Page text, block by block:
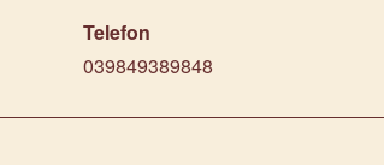
Telefon
039849389848